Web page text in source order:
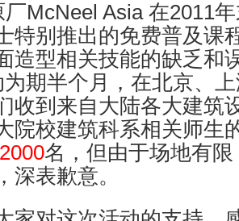
厂McNeel Asia 在2011
特别推出的免费普及课
造型相关技能的缺乏和
期半个月，在北京、
收到来自大陆各大建筑
院校建筑科系相关师生
2000名，但由于场地有
深表歉意。